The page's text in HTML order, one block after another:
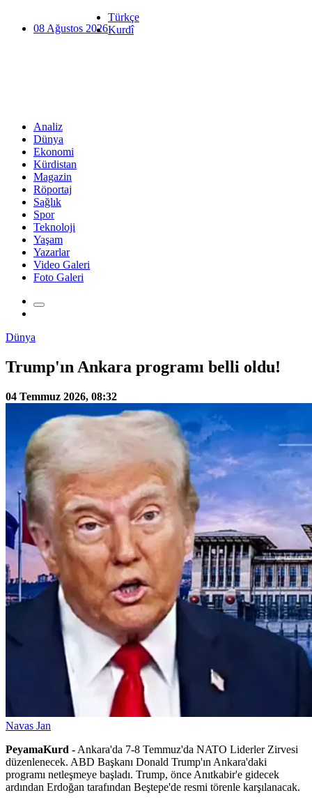
08 Ağustos 2026
Türkçe
Kurdî
Analiz
Dünya
Ekonomi
Kürdistan
Magazin
Röportaj
Sağlık
Spor
Teknoloji
Yaşam
Yazarlar
Video Galeri
Foto Galeri
Dünya
Trump'ın Ankara programı belli oldu!
04 Temmuz 2026, 08:32
Navas Jan
PeyamaKurd - Ankara'da 7-8 Temmuz'da NATO Liderler Zirvesi
düzenlenecek. ABD Başkanı Donald Trump'ın Ankara'daki
programı netleşmeye başladı. Trump, önce Anıtkabir'e gidecek
ardından Erdoğan tarafından Beştepe'de resmi törenle karşılanacak.